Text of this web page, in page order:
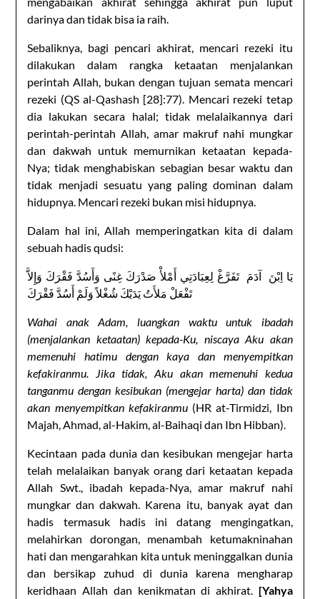
darinya dan tidak bisa ia raih.
Sebaliknya, bagi pencari akhirat, mencari rezeki itu
dilakukan dalam rangka ketaatan menjalankan
perintah Allah, bukan dengan tujuan semata mencari
rezeki (QS al-Qashash [28]:77). Mencari rezeki tetap
dia lakukan secara halal; tidak melalaikannya dari
perintah-perintah Allah, amar makruf nahi mungkar
dan dakwah untuk memurnikan ketaatan kepada-
Nya; tidak menghabiskan sebagian besar waktu dan
tidak menjadi sesuatu yang paling dominan dalam
hidupnya. Mencari rezeki bukan misi hidupnya.
Dalam hal ini, Allah memperingatkan kita di dalam
sebuah hadis qudsi:
‏يَا اِبْنَ ‏ ‏آدَمَ ‏ ‏تَفَرَّغْ لِعِبَادَتِي أَمْلأْ صَدْرَكَ غِنًى وَأَسُدَّ فَقْرَكَ وَإِلاَّ
تَفْعَلْ مَلأَتُ يَدَيْكَ شُغْلاً وَلَمْ أَسُدَّ فَقْرَكَ
Wahai anak Adam, luangkan waktu untuk ibadah
(menjalankan ketaatan) kepada-Ku, niscaya Aku akan
memenuhi hatimu dengan kaya dan menyempitkan
kefakiranmu. Jika tidak, Aku akan memenuhi kedua
tanganmu dengan kesibukan (mengejar harta) dan tidak
akan menyempitkan kefakiranmu(HR at-Tirmidzi, Ibn
Majah, Ahmad, al-Hakim, al-Baihaqi dan Ibn Hibban).
Kecintaan pada dunia dan kesibukan mengejar harta
telah melalaikan banyak orang dari ketaatan kepada
Allah Swt., ibadah kepada-Nya, amar makruf nahi
mungkar dan dakwah. Karena itu, banyak ayat dan
hadis termasuk hadis ini datang mengingatkan,
melahirkan dorongan, menambah ketumakninahan
hati dan mengarahkan kita untuk meninggalkan dunia
dan bersikap zuhud di dunia karena mengharap
keridhaan Allah dan kenikmatan di akhirat. [Yahya